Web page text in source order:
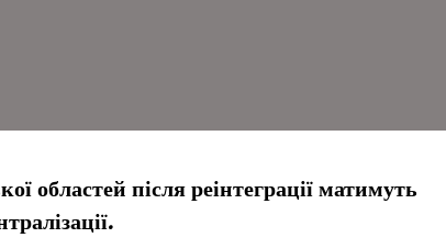
областей після реінтеграції матимуть